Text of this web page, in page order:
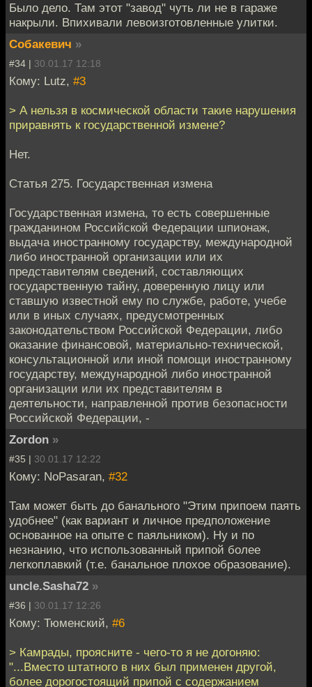
Было дело. Там этот "завод" чуть ли не в гараже
накрыли. Впихивали левоизготовленные улитки.
Собакевич »
#34 | 30.01.17 12:18
Кому: Lutz, #3
> А нельзя в космической области такие нарушения
приравнять к государственной измене?
Нет.
Статья 275. Государственная измена
Государственная измена, то есть совершенные
гражданином Российской Федерации шпионаж,
выдача иностранному государству, международной
либо иностранной организации или их
представителям сведений, составляющих
государственную тайну, доверенную лицу или
ставшую известной ему по службе, работе, учебе
или в иных случаях, предусмотренных
законодательством Российской Федерации, либо
оказание финансовой, материально-технической,
консультационной или иной помощи иностранному
государству, международной либо иностранной
организации или их представителям в
деятельности, направленной против безопасности
Российской Федерации, -
Zordon »
#35 | 30.01.17 12:22
Кому: NoPasaran, #32
Там может быть до банального "Этим припоем паять
удобнее" (как вариант и личное предположение
основанное на опыте с паяльником). Ну и по
незнанию, что использованный припой более
легкоплавкий (т.е. банальное плохое образование).
uncle.Sasha72 »
#36 | 30.01.17 12:26
Кому: Тюменский, #6
> Камрады, проясните - чего-то я не догоняю:
"...Вместо штатного в них был применен другой,
более дорогостоящий припой с содержанием